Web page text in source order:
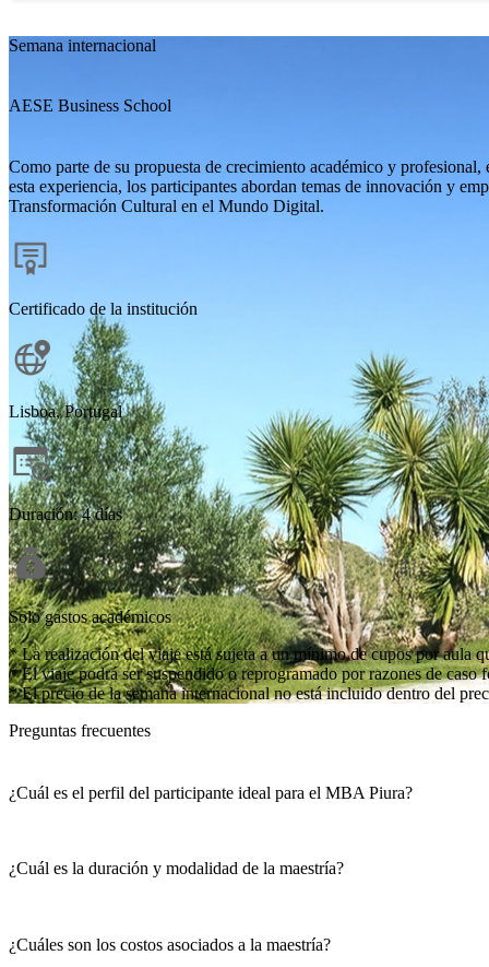
Semana internacional
AESE Business School
Como parte de su propuesta de crecimiento académico y
esta experiencia, los participantes abordan temas de innovación y
Transformación Cultural en el Mundo Digital.
Certificado de la institución
Lisboa, Portugal
Duración: 4 días
Solo gastos académicos
* La realización del viaje está sujeta a un mínimo de cupos por aula
* El viaje podrá ser suspendido o reprogramado por razones de
* El precio de la semana internacional no está incluido dentro del
Preguntas frecuentes
¿Cuál es el perfil del participante ideal para el MBA Piura?
¿Cuál es la duración y modalidad de la maestría?
¿Cuáles son los costos asociados a la maestría?